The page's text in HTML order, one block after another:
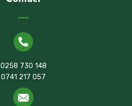
0258 730 148
0741 217 057